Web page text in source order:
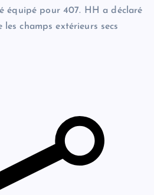
équipé pour 407. HH a déclaré
champs extérieurs secs